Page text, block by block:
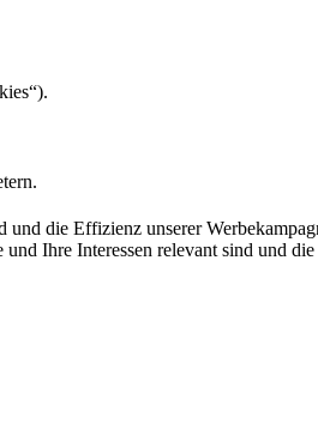
die Effizienz unserer
Ihre Interessen relevant sind und